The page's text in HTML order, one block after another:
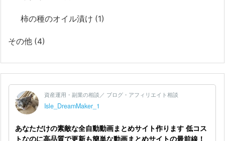
柿の種のオイル漬け (1)
その他 (4)